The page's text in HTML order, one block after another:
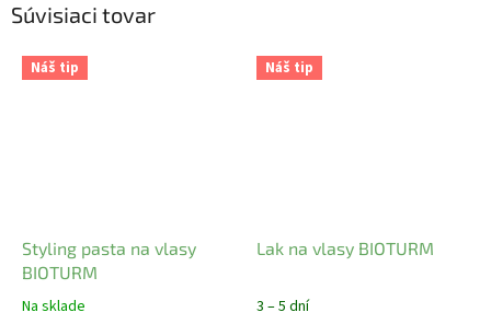
Súvisiaci tovar
Náš tip
Styling pasta na vlasy
BIOTURM
Na sklade
Náš tip
Lak na vlasy BIOTURM
3 – 5 dní